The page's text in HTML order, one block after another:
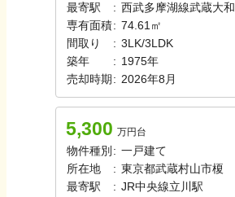
最寄駅
: 西武多摩湖線武蔵大和
専有面積: 74.61㎡
間取り
: 3LK/3LDK
築年
: 1975年
売却時期 : 2026年8月
5,300 万円台
物件種別 : 一戸建て
所在地
: 東京都武蔵村山市榎
最寄駅
: JR中央線立川駅